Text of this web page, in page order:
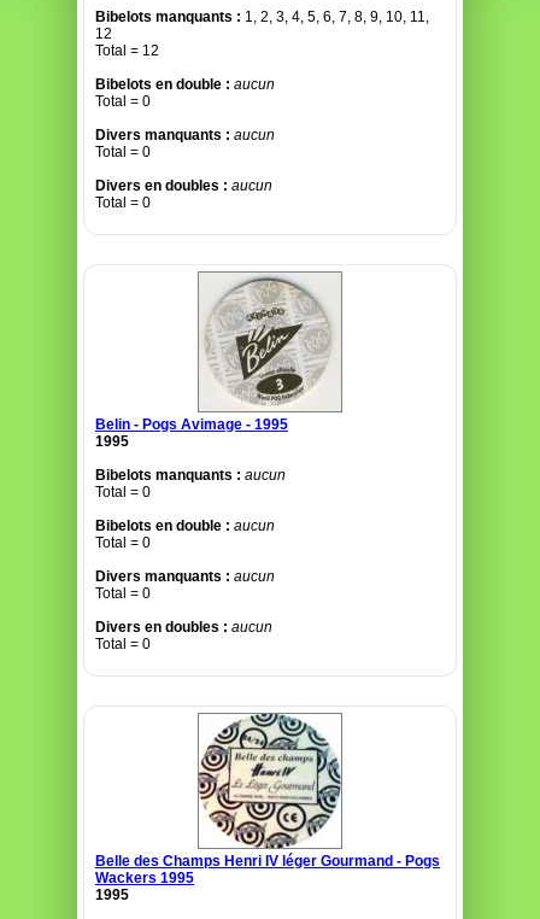
Bibelots manquants : 1, 2, 3, 4, 5, 6, 7, 8, 9, 10, 11,
12
Total = 12
Bibelots en double : aucun
Total = 0
Divers manquants : aucun
Total = 0
Divers en doubles : aucun
Total = 0
Belin - Pogs Avimage - 1995
1995
Bibelots manquants : aucun
Total = 0
Bibelots en double : aucun
Total = 0
Divers manquants : aucun
Total = 0
Divers en doubles : aucun
Total = 0
Belle des Champs Henri IV léger Gourmand - Pogs
Wackers 1995
1995